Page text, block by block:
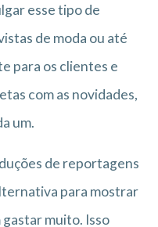
esse tipo de
de moda ou até
para os clientes e
com as novidades,
um.
de reportagens
para mostrar
muito. Isso